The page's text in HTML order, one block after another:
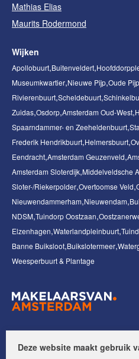
Mathias Elias
Maurits Rodermond
Wijken
Apollobuurt Buitenveldert
Museumkwartier Nieuwe Pijp Oude Pijp
Rivierenbuurt Scheldebuurt
Zuidas Osdorp Amsterdam Oud-West
Spaarndammer- en Zeeheldenbuurt
Frederik Hendrikbuurt Helmersbuurt
Eendracht Amsterdam Geuzenveld
Amsterdam Sloterdijk Middelveldsche
Sloter-/Riekerpolder Overtoomse Veld
Nieuwendammerham Nieuwendam
NDSM Tuindorp Oostzaan
Elzenhagen Waterlandpleinbuurt
Banne Buiksloot Buikslotermeer
Weesperbuurt & Plantage
Volg ons op:
Deze website maakt gebruik